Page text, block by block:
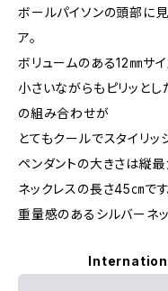
ボールパイソンの頭部に
ア。
ボリュームのある12㎜サ
小さいながらもピリッと
の組み合わせが
とてもクールでスタイリッ
ペンダントの大きさは縦
ネックレスの長さ45㎝で
重量感のあるシルバーネッ